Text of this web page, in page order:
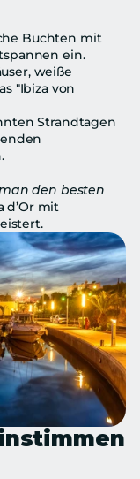
Buchten mit
ein.
weiße
"Ibiza von
Strandtagen
den besten
d’Or mit